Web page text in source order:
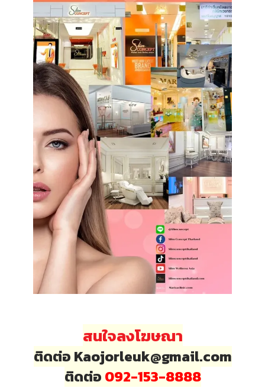
สนใจลงโฆษณา
ติดต่อ Kaojorleuk@gmail.com
ติดต่อ 092-153-8888